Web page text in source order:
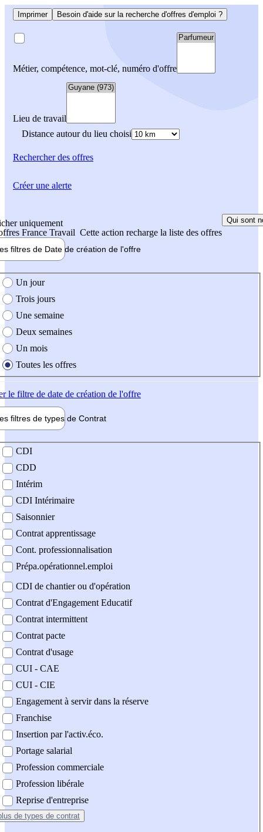
Imprimer Besoin d'aide sur la recherche d'offres d'emploi ?
Métier, compétence, mot-clé, numéro d'offre
Lieu de travail
Distance autour du lieu choisi
Rechercherdes offres
uniquement
France Travail Cette action recharge la liste des offres
Qui sont
filtres de Date de création de l'offre
création de l'offre
Un jour
Trois jours
Une semaine
Deux semaines
Un mois
Toutes les offres
le filtre de date de création de l'offre
filtres de types de Contrat
contrat
CDI
CDD
Intérim
CDI Intérimaire
Saisonnier
Contrat apprentissage
Cont. professionnalisation
Prépa.opérationnel.emploi
CDI de chantier ou d'opération
Contrat d'Engagement Educatif
Contrat intermittent
Contrat pacte
Contrat d'usage
CUI - CAE
CUI - CIE
Engagement à servir dans la réserve
Franchise
Insertion par l'activ.éco.
Portage salarial
Profession commerciale
Profession libérale
Reprise d'entreprise
de types de contrat
Créer une alerte